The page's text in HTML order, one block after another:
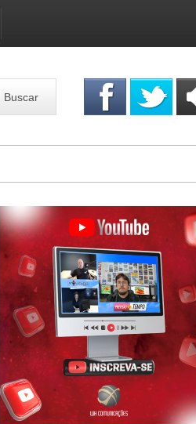
Buscar